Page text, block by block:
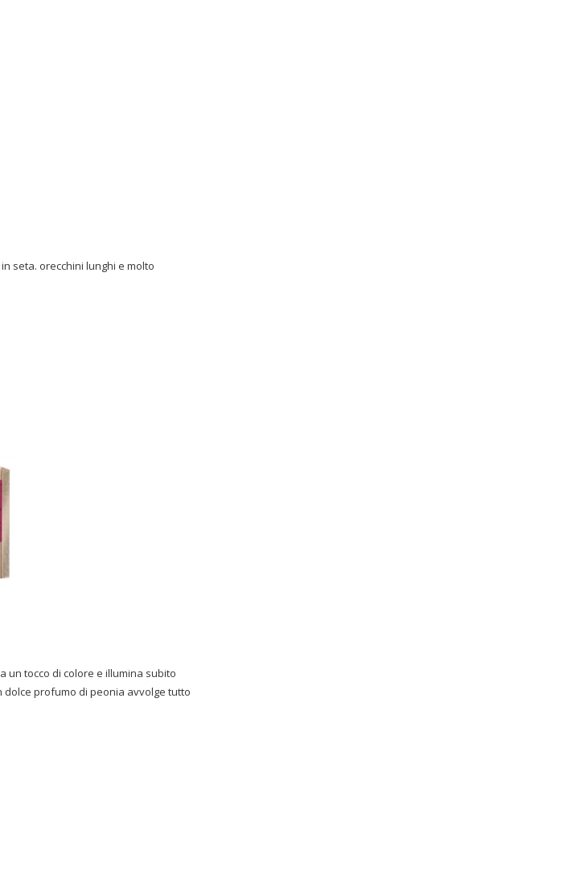
seta. orecchini lunghi e molto
un tocco di colore e illumina subito
dolce profumo di peonia avvolge tutto